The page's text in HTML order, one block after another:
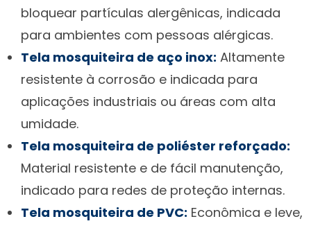
bloquear partículas alergênicas, indicada
para ambientes com pessoas alérgicas.
Tela mosquiteira de aço inox: Altamente
resistente à corrosão e indicada para
aplicações industriais ou áreas com alta
umidade.
Tela mosquiteira de poliéster reforçado:
Material resistente e de fácil manutenção,
indicado para redes de proteção internas.
Tela mosquiteira de PVC: Econômica e leve,